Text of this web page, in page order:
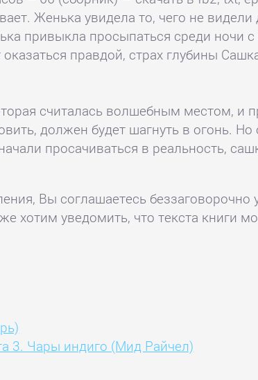
Женька увидела то, чего не
привыкла просыпаться среди ночи
правдой, страх глубины
считалась волшебным местом, и
должен будет шагнуть в огонь.
просачиваться в реальность,
Вы соглашаетесь беззаговорочно
хотим уведомить, что текста книги
3. Чары индиго (Мид Райчел)